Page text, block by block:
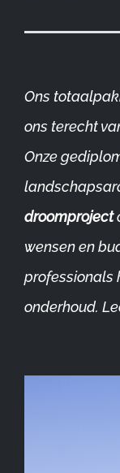
Ons
ons terecht
Onze
droomproject
wensen en
professionals
onderhoud.